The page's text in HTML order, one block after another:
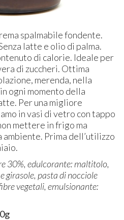
spalmabile fondente.
latte e olio di palma.
di calorie. Ideale per
di zuccheri. Ottima
merenda, nella
ogni momento della
Per una migliore
in vasi di vetro con tappo
mettere in frigo ma
Prima dell’utilizzo
30%, edulcorante: maltitolo,
girasole, pasta di nocciole
vegetali, emulsionante: